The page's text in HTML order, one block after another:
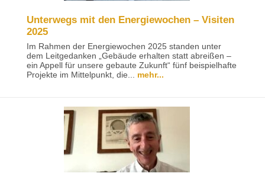
Unterwegs mit den Energiewochen – Visiten
2025
Im Rahmen der Energiewochen 2025 standen unter
dem Leitgedanken „Gebäude erhalten statt abreißen –
ein Appell für unsere gebaute Zukunft“ fünf beispielhafte
Projekte im Mittelpunkt, die... mehr...